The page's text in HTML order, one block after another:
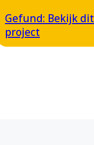
Gefund: Bekijk dit
project